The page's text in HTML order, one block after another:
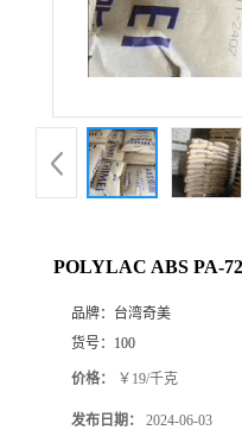
POLYLAC ABS PA-
品牌： 台湾奇美
货号： 100
价格： ￥19/千克
发布日期： 2024-06-03